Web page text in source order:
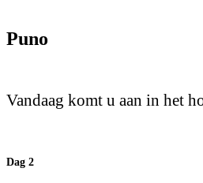
Puno
Vandaag komt u aan in het
Dag 2